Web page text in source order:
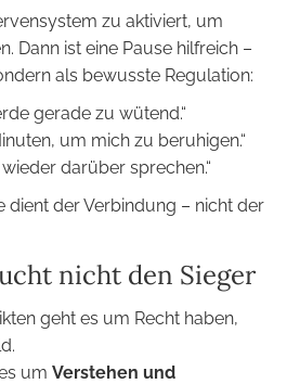
zu aktiviert, um
Dann ist eine Pause hilfreich –
als bewusste Regulation:
gerade zu wütend.“
um mich zu beruhigen.“
darüber sprechen.“
dient der Verbindung – nicht der
nicht den Sieger
geht es um Recht haben,
um Verstehen und